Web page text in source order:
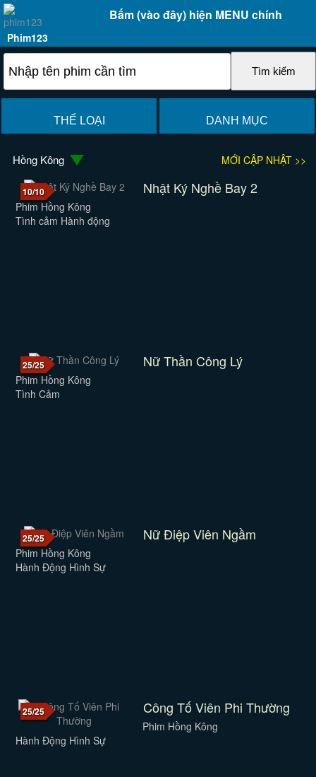
Bấm (vào đây) hiện MENU chính
Phim123
THỂ LOẠI DANH MỤC
Hồng Kông MỚI CẬP NHẬT >>
10/10 Nhật Ký Nghề Bay 2
Phim Hồng Kông
Tình cảm Hành động
25/25 Nữ Thần Công Lý
Phim Hồng Kông
Tình Cảm
25/25 Nữ Điệp Viên Ngầm
Phim Hồng Kông
Hành Động Hình Sự
25/25 Công Tố Viên Phi Thường
Phim Hồng Kông
Hành Động Hình Sự